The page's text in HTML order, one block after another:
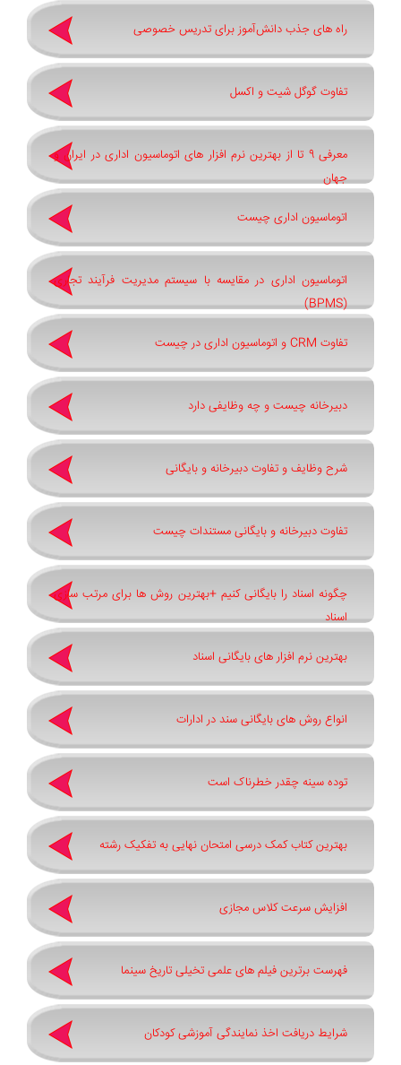
راه های جذب دانش‌آموز برای تدریس خصوصی
تفاوت گوگل شیت و اکسل
معرفی 9 تا از بهترین نرم افزار های اتوماسیون اداری در ایران و
جهان
اتوماسیون اداری چیست
اتوماسیون اداری در مقایسه با سیستم مدیریت فرآیند تجاری
(BPMS)
تفاوت CRM و اتوماسیون اداری در چیست
دبیرخانه چیست و چه وظایفی دارد
شرح وظایف و تفاوت دبیرخانه و بایگانی
تفاوت دبیرخانه و بایگانی مستندات چیست
چگونه اسناد را بایگانی کنیم +بهترین روش ‌ها برای مرتب ‌سازی
اسناد
بهترین نرم ‌افزار های بایگانی اسناد
انواع روش های بایگانی سند در ادارات
توده سینه چقدر خطرناک است
بهترین کتاب کمک درسی امتحان نهایی به تفکیک رشته
افزایش سرعت کلاس مجازی
فهرست برترین فیلم های علمی تخیلی تاریخ سینما
شرایط دریافت اخذ نمایندگی آموزشی کودکان